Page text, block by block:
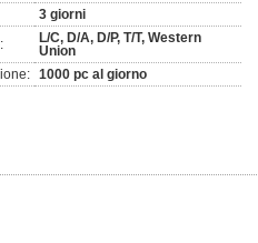
3 giorni
L/C, D/A, D/P, T/T, Western
Union
1000 pc al giorno